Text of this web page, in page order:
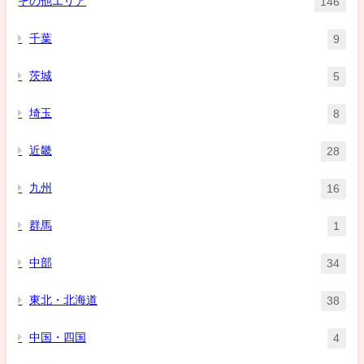
千葉 9
茨城 5
埼玉 8
近畿 28
九州 16
群馬 1
中部 34
東北・北海道 38
中国・四国 4